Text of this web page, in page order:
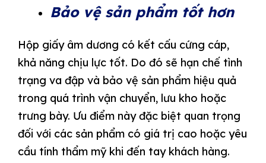
Bảo vệ sản phẩm tốt hơn
Hộp giấy âm dương có kết cấu cứng cáp,
khả năng chịu lực tốt. Do đó sẽ hạn chế tình
trạng va đập và bảo vệ sản phẩm hiệu quả
trong quá trình vận chuyển, lưu kho hoặc
trưng bày. Ưu điểm này đặc biệt quan trọng
đối với các sản phẩm có giá trị cao hoặc yêu
cầu tính thẩm mỹ khi đến tay khách hàng.